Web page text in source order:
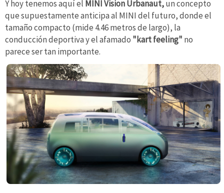
Y hoy tenemos aquí el MINI Vision Urbanaut,un concepto
que supuestamente anticipa al MINI del futuro, donde el
tamaño compacto (mide 4.46 metros de largo), la
conducción deportiva y el afamado "kart feeling" no
parece ser tan importante.